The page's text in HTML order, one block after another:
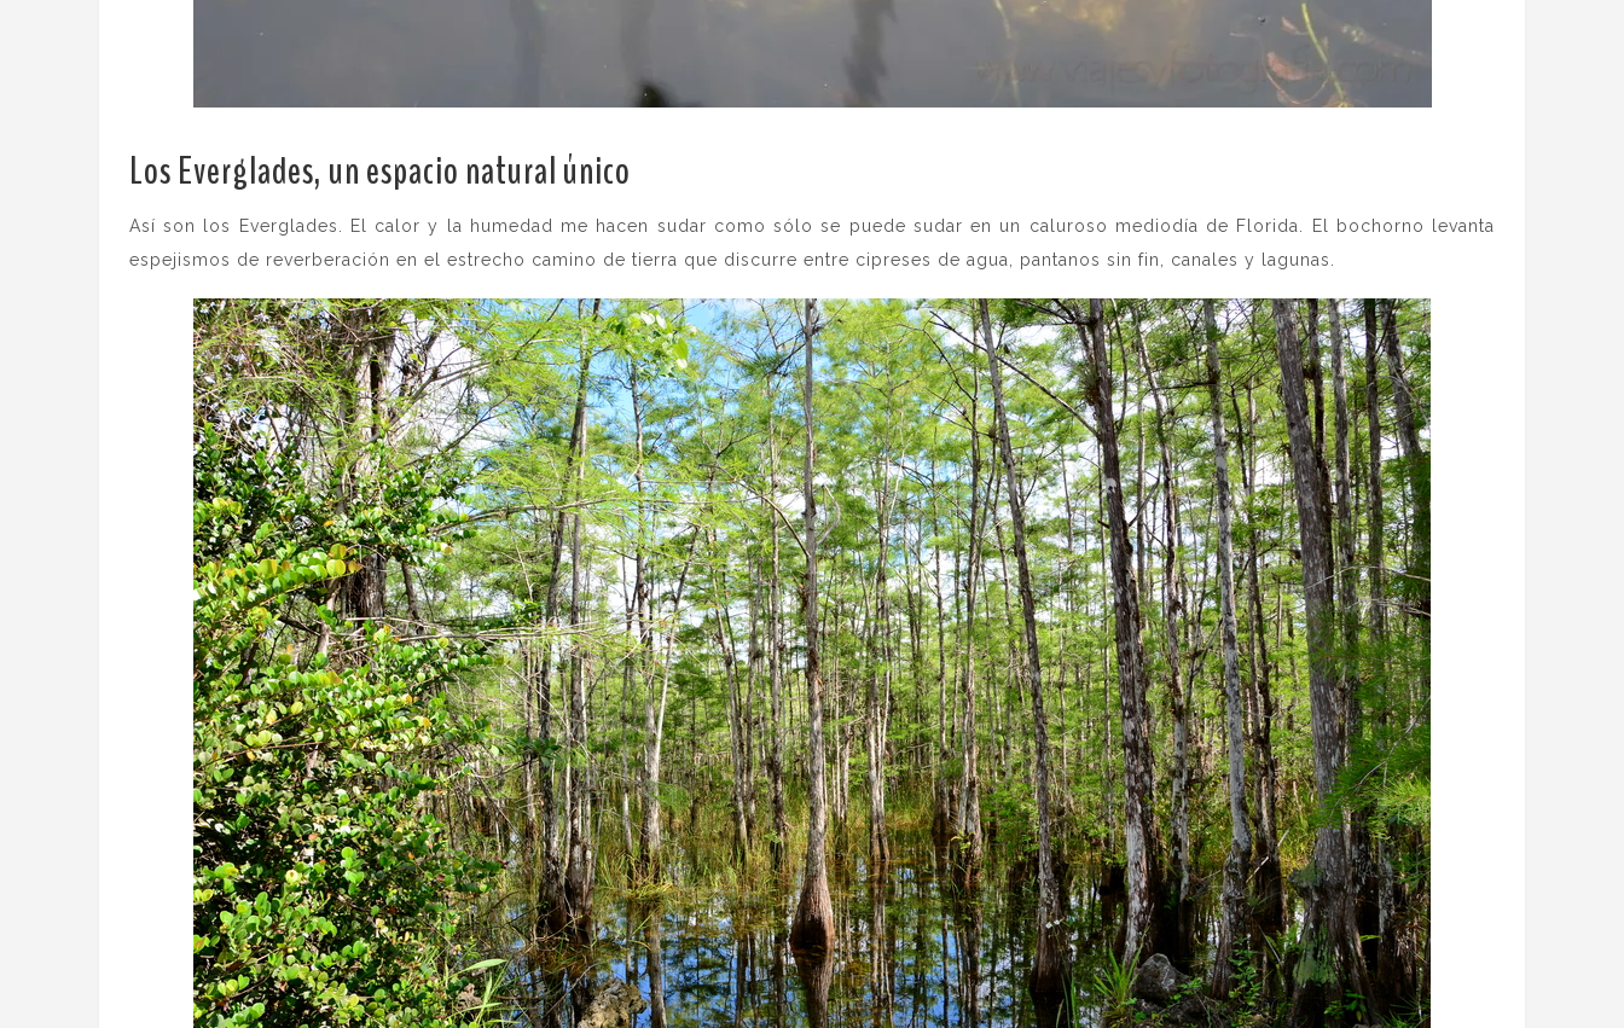
Los Everglades, un espacio natural único
Así son los Everglades. El calor y la humedad me hacen sudar como sólo se puede sudar en un caluroso mediodía de Florida. El bochorno levanta
espejismos de reverberación en el estrecho camino de tierra que discurre entre cipreses de agua, pantanos sin fin, canales y lagunas.